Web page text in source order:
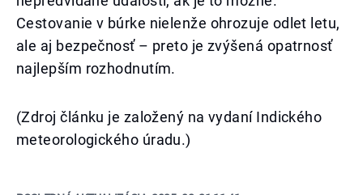
Cestovanie v búrke nielenže ohrozuje odlet letu,
ale aj bezpečnosť – preto je zvýšená opatrnosť
najlepším rozhodnutím.
(Zdroj článku je založený na vydaní Indického
meteorologického úradu.)